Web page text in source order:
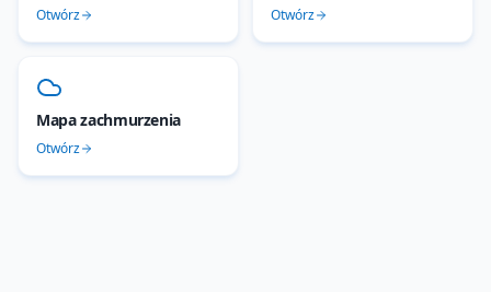
Otwórz Otwórz
Mapa zachmurzenia
Otwórz